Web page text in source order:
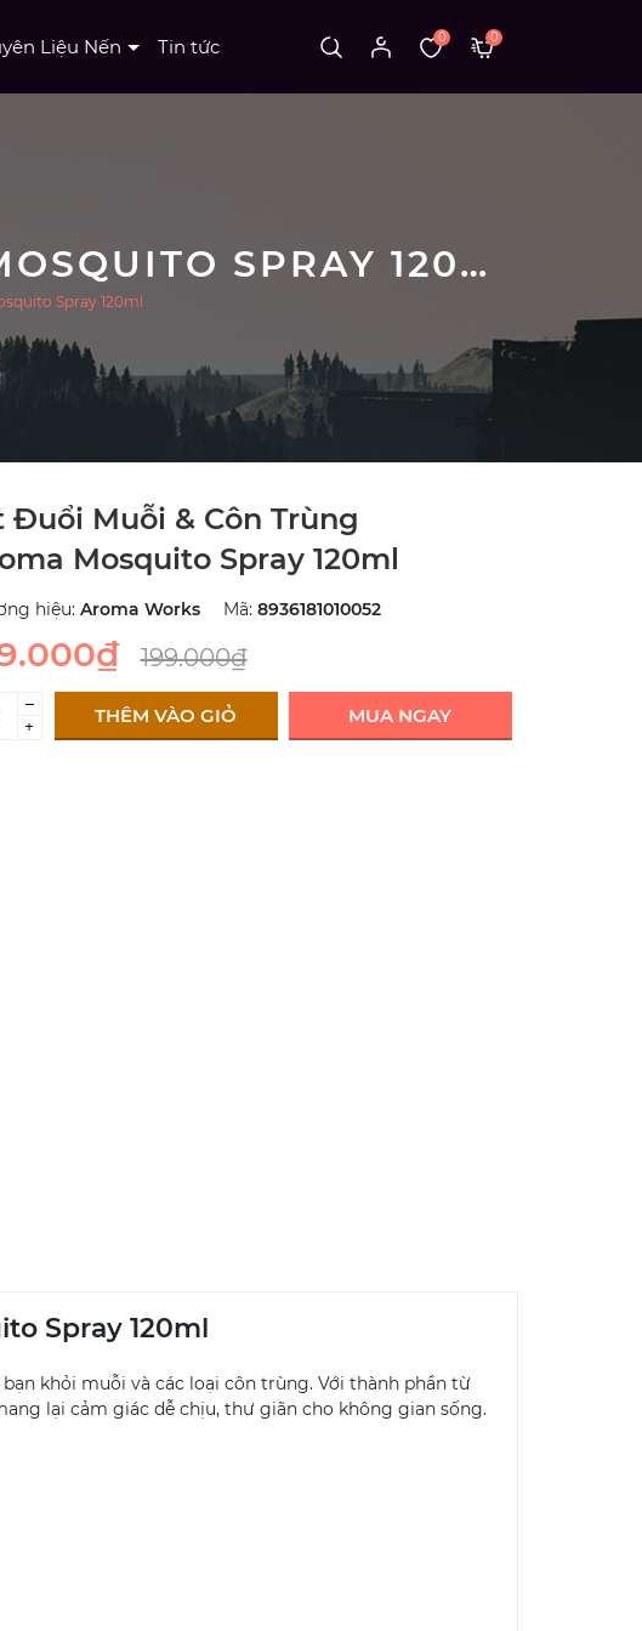
Liệu Nến Tin tức 0 0
XỊT ĐUỔI MUỖI & CÔN TRÙNG AROMA MOSQUITO SPRAY 120ML
Spray 120ml
Đuổi Muỗi & Côn Trùng
Mosquito Spray 120ml
hiệu: Aroma Works Mã: 8936181010052
199.000₫
–
+
THÊM VÀO GIỎ MUA NGAY
Spray 120ml
khỏi muỗi và các loại côn trùng. Với thành phần từ
lại cảm giác dễ chịu, thư giãn cho không gian sống.